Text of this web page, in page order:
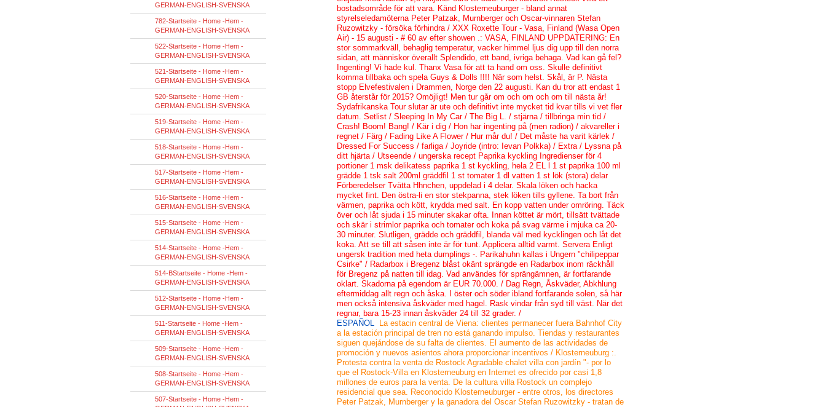
bostadsområde för att vara. Känd Klosterneuburger - bland annat
styrelseledamöterna Peter Patzak, Murnberger och Oscar-vinnaren Stefan
Ruzowitzky - försöka förhindra / XXX Roxette Tour - Vasa, Finland (Wasa Open
Air) - 15 augusti - # 60 av efter showen .: VASA, FINLAND UPPDATERING: En
stor sommarkväll, behaglig temperatur, vacker himmel ljus dig upp till den norra
sidan, att människor överallt Splendido, ett band, ivriga behaga. Vad kan gå fel?
Ingenting! Vi hade kul. Thanx Vasa för att ta hand om oss. Skulle definitivt
komma tillbaka och spela Guys & Dolls !!!! När som helst. Skål, är P. Nästa
stopp Elvefestivalen i Drammen, Norge den 22 augusti. Kan du tror att endast 1
GB återstår för 2015? Omöjligt! Men tur går om och om och om till nästa år!
Sydafrikanska Tour slutar är ute och definitivt inte mycket tid kvar tills vi vet fler
datum. Setlist / Sleeping In My Car / The Big L. / stjärna / tillbringa min tid /
Crash! Boom! Bang! / Kär i dig / Hon har ingenting på (men radion) / akvareller i
regnet / Färg / Fading Like A Flower / Hur mår du! / Det måste ha varit kärlek /
Dressed For Success / farliga / Joyride (intro: Ievan Polkka) / Extra / Lyssna på
ditt hjärta / Utseende / ungerska recept Paprika kyckling Ingredienser för 4
portioner 1 msk delikatess paprika 1 st kyckling, hela 2 EL l 1 st paprika 100 ml
grädde 1 tsk salt 200ml gräddfil 1 st tomater 1 dl vatten 1 st lök (stora) delar
Förberedelser Tvätta Hhnchen, uppdelad i 4 delar. Skala löken och hacka
mycket fint. Den östra-li en stor stekpanna, stek löken tills gyllene. Ta bort från
värmen, paprika och kött, krydda med salt. En kopp vatten under omröring. Täck
över och låt sjuda i 15 minuter skakar ofta. Innan köttet är mört, tillsätt tvättade
och skär i strimlor paprika och tomater och koka på svag värme i mjuka ca 20-
30 minuter. Slutligen, grädde och gräddfil, blanda väl med kycklingen och låt det
koka. Att se till att såsen inte är för tunt. Applicera alltid varmt. Servera Enligt
ungersk tradition med heta dumplings -. Parikahuhn kallas i Ungern "chilipeppar
Csirke" / Radarbox i Bregenz blåst okänt sprängde en Radarbox inom räckhåll
för Bregenz på natten till idag. Vad användes för sprängämnen, är fortfarande
oklart. Skadorna på egendom är EUR 70.000. / Dag Regn, Åskväder, Abkhlung
eftermiddag allt regn och åska. I öster och söder ibland fortfarande solen, så här
men också intensiva åskväder med hagel. Rask vindar från syd till väst. När det
regnar, bara 15-23 innan åskväder 24 till 32 grader. /
ESPAÑOL
La estacin central de Viena: clientes permanecer fuera Bahnhof City
a la estación principal de tren no está ganando impulso. Tiendas y restaurantes
siguen quejándose de su falta de clientes. El aumento de las actividades de
promoción y nuevos asientos ahora proporcionar incentivos / Klosterneuburg :.
Protesta contra la venta de Rostock Agradable chalet villa con jardín "- por lo
que el Rostock-Villa en Klosterneuburg en Internet es ofrecido por casi 1,8
millones de euros para la venta. De la cultura villa Rostock un complejo
residencial que sea. Reconocido Klosterneuburger - entre otros, los directores
Peter Patzak, Murnberger y la ganadora del Oscar Stefan Ruzowitzky - tratan de
GERMAN-ENGLISH-SVENSKA
782-Startseite - Home -Hem -
GERMAN-ENGLISH-SVENSKA
522-Startseite - Home -Hem -
GERMAN-ENGLISH-SVENSKA
521-Startseite - Home -Hem -
GERMAN-ENGLISH-SVENSKA
520-Startseite - Home -Hem -
GERMAN-ENGLISH-SVENSKA
519-Startseite - Home -Hem -
GERMAN-ENGLISH-SVENSKA
518-Startseite - Home -Hem -
GERMAN-ENGLISH-SVENSKA
517-Startseite - Home -Hem -
GERMAN-ENGLISH-SVENSKA
516-Startseite - Home -Hem -
GERMAN-ENGLISH-SVENSKA
515-Startseite - Home -Hem -
GERMAN-ENGLISH-SVENSKA
514-Startseite - Home -Hem -
GERMAN-ENGLISH-SVENSKA
514-BStartseite - Home -Hem -
GERMAN-ENGLISH-SVENSKA
512-Startseite - Home -Hem -
GERMAN-ENGLISH-SVENSKA
511-Startseite - Home -Hem -
GERMAN-ENGLISH-SVENSKA
509-Startseite - Home -Hem -
GERMAN-ENGLISH-SVENSKA
508-Startseite - Home -Hem -
GERMAN-ENGLISH-SVENSKA
507-Startseite - Home -Hem -